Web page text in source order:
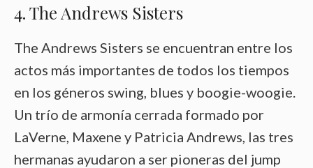
4. The Andrews Sisters
The Andrews Sisters se encuentran entre los
actos más importantes de todos los tiempos
en los géneros swing, blues y boogie-woogie.
Un trío de armonía cerrada formado por
LaVerne, Maxene y Patricia Andrews, las tres
hermanas ayudaron a ser pioneras del jump